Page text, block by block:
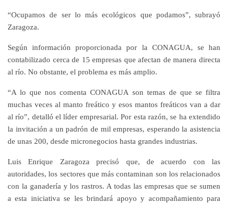
“Ocupamos de ser lo más ecológicos que podamos”, subrayó
Zaragoza.
Según información proporcionada por la CONAGUA, se han
contabilizado cerca de 15 empresas que afectan de manera directa
al río. No obstante, el problema es más amplio.
“A lo que nos comenta CONAGUA son temas de que se filtra
muchas veces al manto freático y esos mantos freáticos van a dar
al río”, detalló el líder empresarial. Por esta razón, se ha extendido
la invitación a un padrón de mil empresas, esperando la asistencia
de unas 200, desde micronegocios hasta grandes industrias.
Luis Enrique Zaragoza precisó que, de acuerdo con las
autoridades, los sectores que más contaminan son los relacionados
con la ganadería y los rastros. A todas las empresas que se sumen
a esta iniciativa se les brindará apoyo y acompañamiento para